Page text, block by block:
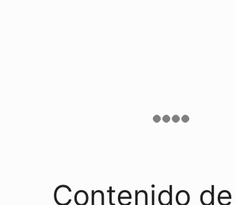
Contenido